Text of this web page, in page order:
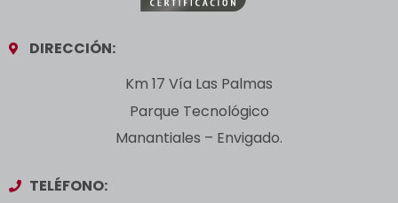
DIRECCIÓN:
Km 17 Vía Las Palmas
Parque Tecnológico
Manantiales – Envigado.
TELÉFONO: